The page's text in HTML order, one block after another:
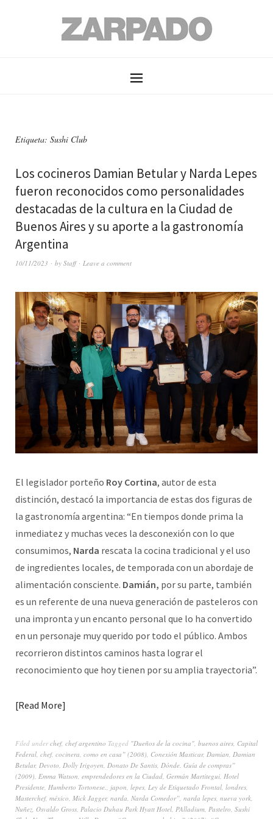
Etiqueta: Sushi Club
Los cocineros Damian Betular y Narda Lepes
fueron reconocidos como personalidades
destacadas de la cultura en la Ciudad de
Buenos Aires y su aporte a la gastronomía
Argentina
10/11/2023 by Staff Leave a comment
El legislador porteño Roy Cortina, autor de esta
distinción, destacó la importancia de estas dos figuras de
la gastronomía argentina: “En tiempos donde prima la
inmediatez y muchas veces la desconexión con lo que
consumimos, Narda rescata la cocina tradicional y el uso
de ingredientes locales, de temporada con un abordaje de
alimentación consciente. Damián, por su parte, también
es un referente de una nueva generación de pasteleros con
una impronta y un encanto personal que lo ha convertido
en un personaje muy querido por todo el público. Ambos
recorrieron distintos caminos hasta lograr el
reconocimiento que hoy tienen por su amplia trayectoria”.
Read More
Filed underchef, chef argentino Tagged "Dueños de la cocina", buenos aires, Capital
Federal, chef, cocinera, como en casa” (2008), Conexión Masticar, Damian, Damian
Betular, Devoto, Dolly Irigoyen, Donato De Santis, Dónde. Guía de compras”
(2009), Emma Watson, emprendedores en la Ciudad, Germán Martitegui, Hotel
Presidente, Humberto Tortonese., japon, lepes, Ley de Etiquetado Frontal, londres,
Masterchef, méxico, Mick Jagger, narda, Narda Comedor”, narda lepes, nueva york,
Nuñez, Osvaldo Gross, Palacio Duhau Park Hyatt Hotel, PAlladium, Pastelro, Sushi